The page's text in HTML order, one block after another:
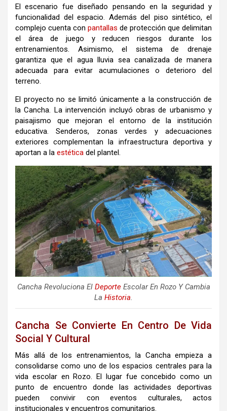
El escenario fue diseñado pensando en la seguridad y
funcionalidad del espacio. Además del piso sintético, el
complejo cuenta con pantallas de protección que delimitan
el área de juego y reducen riesgos durante los
entrenamientos. Asimismo, el sistema de drenaje
garantiza que el agua lluvia sea canalizada de manera
adecuada para evitar acumulaciones o deterioro del
terreno.
El proyecto no se limitó únicamente a la construcción de
la Cancha. La intervención incluyó obras de urbanismo y
paisajismo que mejoran el entorno de la institución
educativa. Senderos, zonas verdes y adecuaciones
exteriores complementan la infraestructura deportiva y
aportan a la estética del plantel.
Cancha Revoluciona El DeporteEscolar En Rozo Y Cambia
La Historia.
Cancha Se Convierte En Centro De Vida
Social Y Cultural
Más allá de los entrenamientos, la Cancha empieza a
consolidarse como uno de los espacios centrales para la
vida escolar en Rozo. El lugar fue concebido como un
punto de encuentro donde las actividades deportivas
pueden convivir con eventos culturales, actos
institucionales y encuentros comunitarios.